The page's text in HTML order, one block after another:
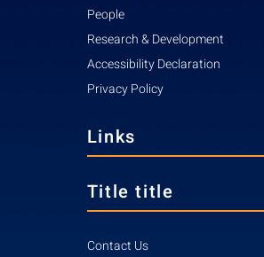
People
Research & Development
Accessibility Declaration
Privacy Policy
Links
Title title
Contact Us